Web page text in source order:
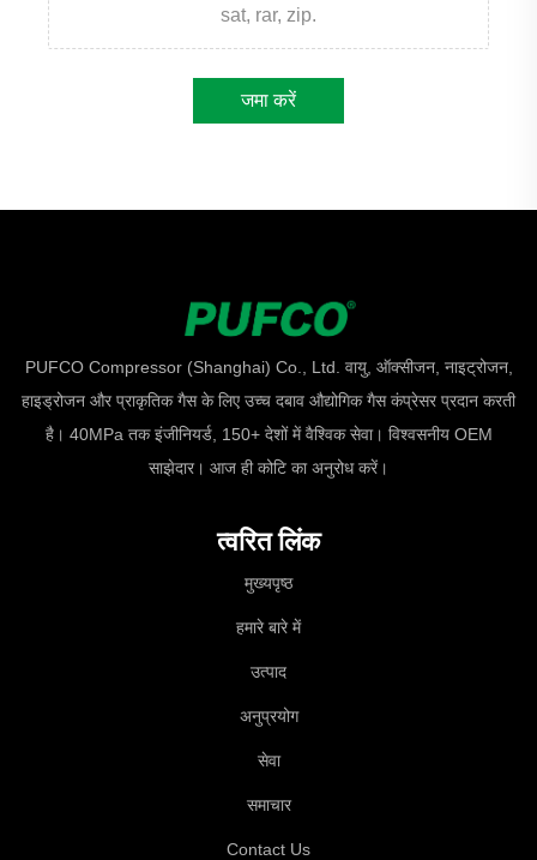
sat, rar, zip.
जमा करें
PUFCO Compressor (Shanghai) Co., Ltd. वायु, ऑक्सीजन, नाइट्रोजन,
हाइड्रोजन और प्राकृतिक गैस के लिए उच्च दबाव औद्योगिक गैस कंप्रेसर प्रदान करती
है। 40MPa तक इंजीनियर्ड, 150+ देशों में वैश्विक सेवा। विश्वसनीय OEM
साझेदार। आज ही कोटि का अनुरोध करें।
त्वरित लिंक
मुख्यपृष्ठ
हमारे बारे में
उत्पाद
अनुप्रयोग
सेवा
समाचार
Contact Us